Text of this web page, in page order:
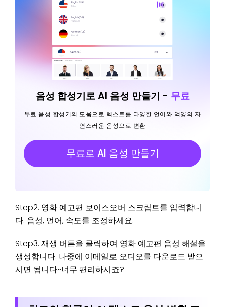
음성 합성기로 AI 음성 만들기 - 무료
무료 음성 합성기의 도움으로 텍스트를 다양한 언어와 억양의 자
연스러운 음성으로 변환
무료로 AI 음성 만들기
Step2. 영화 예고편 보이스오버 스크립트를 입력합니
다. 음성, 언어, 속도를 조정하세요.
Step3. 재생 버튼을 클릭하여 영화 예고편 음성 해설을
생성합니다. 나중에 이메일로 오디오를 다운로드 받으
시면 됩니다~너무 편리하시죠?